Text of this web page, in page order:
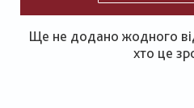
Ще не додано жодного
хто це